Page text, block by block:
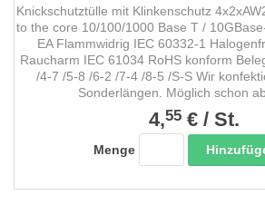
Knickschutztülle mit Klinkenschutz
to the core 10/100/1000 Base T /
EA Flammwidrig IEC 60332-1
Raucharm IEC 61034 RoHS konform
/4-7 /5-8 /6-2 /7-4 /8-5 /S-S Wir
Sonderlängen. Möglich schon
4,55 € / St.
Menge